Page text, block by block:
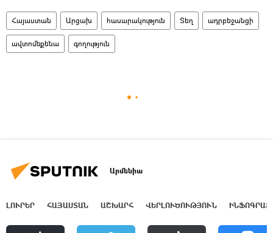
Հայաստան Արցախ հասարակություն Տեղ ադրբեջանցի
ավտոմեքենա գողություն
Արմենիա
ԼՈՒՐԵՐ ՀԱՅԱՍՏԱՆ ԱՇԽԱՐՀ ՎԵՐԼՈՒԾՈՒԹՅՈՒՆ